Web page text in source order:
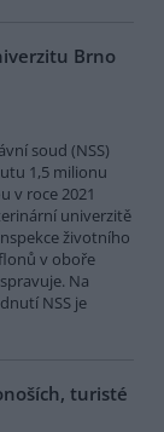
Brno
soud (NSS)
1,5 milionu
v roce 2021
univerzitě
životního
v oboře
Na
NSS je
turisté